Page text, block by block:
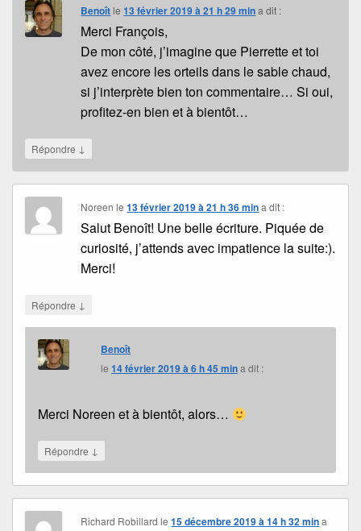
Benoît le13 février 2019 à 21 h 29 min a dit :
Merci François,
De mon côté, j’imagine que Pierrette et toi
avez encore les orteils dans le sable chaud,
si j’interprète bien ton commentaire… Si oui,
profitez-en bien et à bientôt…
Répondre ↓
Noreen le13 février 2019 à 21 h 36 min a dit :
Salut Benoît! Une belle écriture. Piquée de
curiosité, j’attends avec impatience la suite:).
Merci!
Répondre ↓
Benoît
le14 février 2019 à 6 h 45 mina dit :
Merci Noreen et à bientôt, alors…
Répondre ↓
Richard Robillard le15 décembre 2019 à 14 h 32 min a